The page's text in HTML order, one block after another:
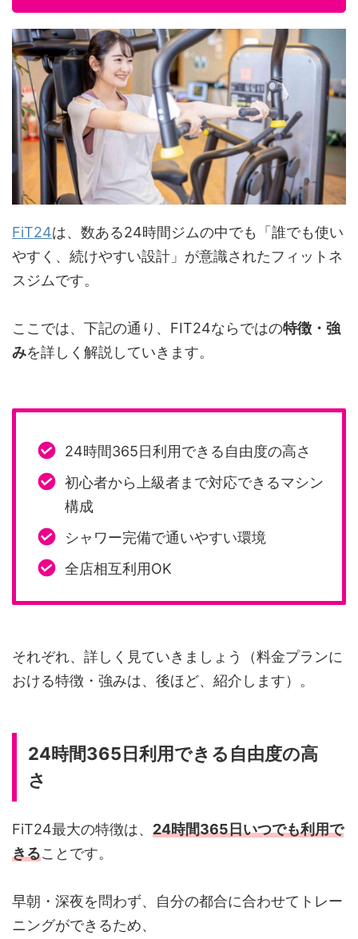
FiT24は、数ある24時間ジムの中でも「誰でも使い
やすく、続けやすい設計」が意識されたフィットネ
スジムです。
ここでは、下記の通り、FIT24ならではの特徴・強
みを詳しく解説していきます。
24時間365日利用できる自由度の高さ
初心者から上級者まで対応できるマシン
構成
シャワー完備で通いやすい環境
全店相互利用OK
それぞれ、詳しく見ていきましょう（料金プランに
おける特徴・強みは、後ほど、紹介します）。
24時間365日利用できる自由度の高
さ
FiT24最大の特徴は、 24時間365日いつでも利用で
きることです。
早朝・深夜を問わず、自分の都合に合わせてトレー
ニングができるため、